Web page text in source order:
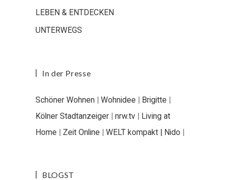
LEBEN & ENTDECKEN
UNTERWEGS
In der Presse
Schöner Wohnen | Wohnidee | Brigitte |
Kölner Stadtanzeiger | nrw.tv | Living at
Home | Zeit Online | WELT kompakt | Nido |
BLOGST